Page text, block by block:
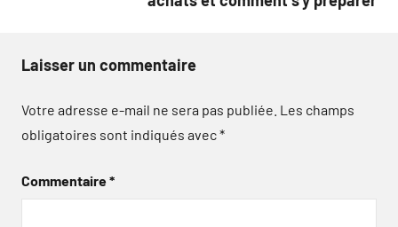
Laisser un commentaire
Votre adresse e-mail ne sera pas publiée. Les champs
obligatoires sont indiqués avec*
Commentaire*